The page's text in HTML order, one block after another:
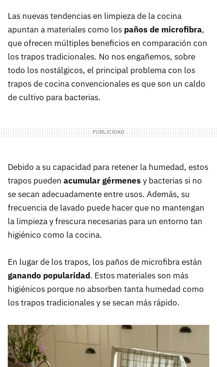
Las nuevas tendencias en limpieza de la cocina
apuntan a materiales como los paños de microfibra,
que ofrecen múltiples beneficios en comparación con
los trapos tradicionales. No nos engañemos, sobre
todo los nostálgicos, el principal problema con los
trapos de cocina convencionales es que son un caldo
de cultivo para bacterias.
Debido a su capacidad para retener la humedad, estos
trapos pueden acumular gérmenes y bacterias si no
se secan adecuadamente entre usos. Además, su
frecuencia de lavado puede hacer que no mantengan
la limpieza y frescura necesarias para un entorno tan
higiénico como la cocina.
En lugar de los trapos, los paños de microfibra están
ganando popularidad. Estos materiales son más
higiénicos porque no absorben tanta humedad como
los trapos tradicionales y se secan más rápido.